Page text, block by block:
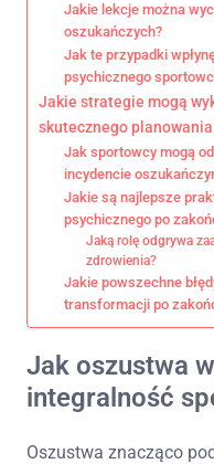
Jakie lekcje można
oszukańczych?
Jak te przypadki
psychicznego
Jakie strategie mogą
skutecznego
Jak sportowcy mogą
incydencie
Jakie są najlepsze
psychicznego po
Jaką rolę odgrywa
zdrowienia?
Jakie powszechne
transformacji po
Jak oszustwa
integralność
Oszustwa znacząco